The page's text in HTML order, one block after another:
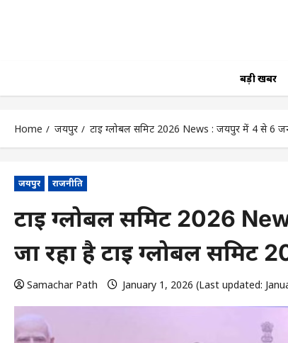
बड़ी खबर
Home जयपुर टाई ग्लोबल समिट 2026 News : जयपुर में 4 से 6
जयपुर राजनीति
टाई ग्लोबल समिट 2026
जा रहा है टाई ग्लोबल समिट
Samachar Path January 1, 2026 (Last updated: